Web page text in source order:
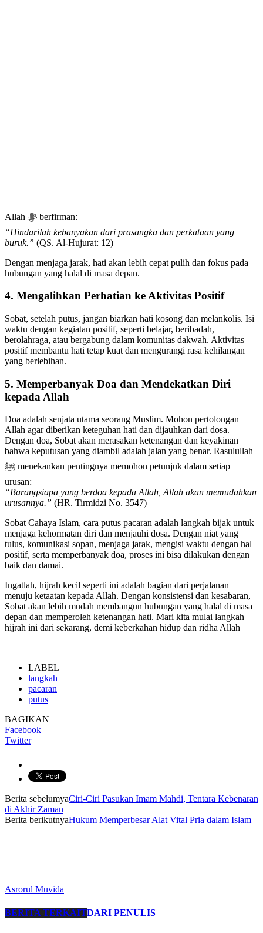
Allah ﷻ berfirman:
“Hindarilah kebanyakan dari prasangka dan perkataan yang
buruk.” (QS. Al-Hujurat: 12)
Dengan menjaga jarak, hati akan lebih cepat pulih dan fokus pada
hubungan yang halal di masa depan.
4. Mengalihkan Perhatian ke Aktivitas Positif
Sobat, setelah putus, jangan biarkan hati kosong dan melankolis. Isi
waktu dengan kegiatan positif, seperti belajar, beribadah,
berolahraga, atau bergabung dalam komunitas dakwah. Aktivitas
positif membantu hati tetap kuat dan mengurangi rasa kehilangan
yang berlebihan.
5. Memperbanyak Doa dan Mendekatkan Diri
kepada Allah
Doa adalah senjata utama seorang Muslim. Mohon pertolongan
Allah agar diberikan keteguhan hati dan dijauhkan dari dosa.
Dengan doa, Sobat akan merasakan ketenangan dan keyakinan
bahwa keputusan yang diambil adalah jalan yang benar. Rasulullah
ﷺ menekankan pentingnya memohon petunjuk dalam setiap
urusan:
“Barangsiapa yang berdoa kepada Allah, Allah akan memudahkan
urusannya.” (HR. Tirmidzi No. 3547)
Sobat Cahaya Islam, cara putus pacaran adalah langkah bijak untuk
menjaga kehormatan diri dan menjauhi dosa. Dengan niat yang
tulus, komunikasi sopan, menjaga jarak, mengisi waktu dengan hal
positif, serta memperbanyak doa, proses ini bisa dilakukan dengan
baik dan damai.
Ingatlah, hijrah kecil seperti ini adalah bagian dari perjalanan
menuju ketaatan kepada Allah. Dengan konsistensi dan kesabaran,
Sobat akan lebih mudah membangun hubungan yang halal di masa
depan dan memperoleh ketenangan hati. Mari kita mulai langkah
hijrah ini dari sekarang, demi keberkahan hidup dan ridha Allah
LABEL
langkah
pacaran
putus
BAGIKAN
Facebook
Twitter
Berita sebelumyaCiri-Ciri Pasukan Imam Mahdi, Tentara Kebenaran
di Akhir Zaman
Berita berikutnyaHukum Memperbesar Alat Vital Pria dalam Islam
Asrorul Muvida
BERITA TERKAITDARI PENULIS